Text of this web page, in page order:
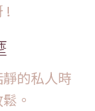
!
的私人時
。